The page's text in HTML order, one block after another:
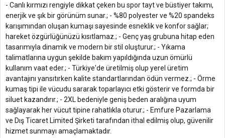
- Canlı kırmızı rengiyle dikkat çeken bu spor tayt ve büstiyer takımı,
enerjik ve şık bir görünüm sunar.; - %80 polyester ve %20 spandeks
karışımından oluşan kumaşı sayesinde esneklik ve konfor sağlar;
hareket özgürlüğünüzü kısıtlamaz.; - Genç yaş grubuna hitap eden
tasarımıyla dinamik ve modern bir stil oluşturur.; - Yıkama
talimatlarına uygun şekilde bakım yapıldığında uzun ömürlü
kullanım vaat eder.; - Türkiye'de üretilmiş olup yerel üretim
avantajını yansıtırken kalite standartlarından ödün vermez.; - Örme
kumaş tipi ile vücudu sararak toparlayıcı etki gösterir ve formda bir
siluet kazandırır.; - 2XL bedeniyle geniş beden aralığına uyum
sağlayarak her vücut tipine rahatlıkla oturur.; - Emfure Pazarlama
ve Dış Ticaret Limited Şirketi tarafından ithal edilmiş olup, güvenilir
hizmet sunmayı amaçlamaktadır.